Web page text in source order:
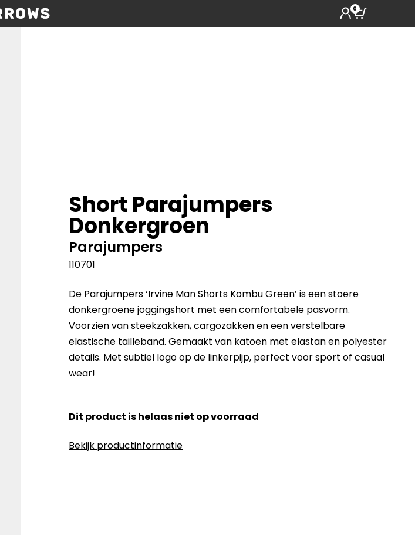
0
Short Parajumpers
Donkergroen
Parajumpers
110701
De Parajumpers ‘Irvine Man Shorts Kombu Green’ is een stoere
donkergroene joggingshort met een comfortabele pasvorm.
Voorzien van steekzakken, cargozakken en een verstelbare
elastische tailleband. Gemaakt van katoen met elastan en polyester
details. Met subtiel logo op de linkerpijp, perfect voor sport of casual
wear!
Dit product is helaas niet op voorraad
Bekijk productinformatie